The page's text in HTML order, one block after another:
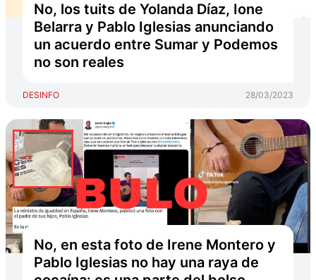
No, los tuits de Yolanda Díaz, Ione
Belarra y Pablo Iglesias anunciando
un acuerdo entre Sumar y Podemos
no son reales
DESINFO 28/03/2023
No, en esta foto de Irene Montero y
Pablo Iglesias no hay una raya de